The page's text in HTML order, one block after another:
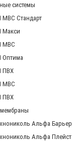
системы
MBC Стандарт
Макси
МВС
Оптима
ПВХ
МВС
ПВХ
Альфа Барьер
Альфа Плейст